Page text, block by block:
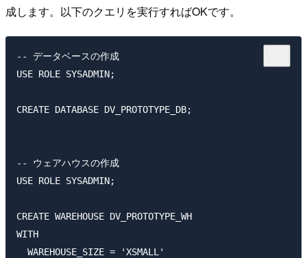
成します。以下のクエリを実行すればOKです。
-- データベースの作成
USE ROLE SYSADMIN;
CREATE DATABASE DV_PROTOTYPE_DB;
-- ウェアハウスの作成
USE ROLE SYSADMIN;
CREATE WAREHOUSE DV_PROTOTYPE_WH
WITH
  WAREHOUSE_SIZE = 'XSMALL'